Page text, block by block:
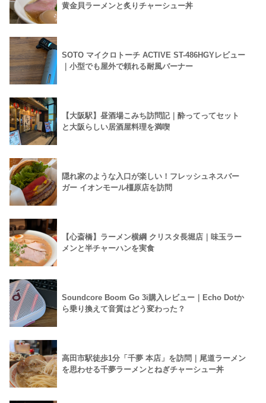
黄金貝ラーメンと炙りチャーシュー丼
SOTO マイクロトーチ ACTIVE ST-486HGYレビュー
｜小型でも屋外で頼れる耐風バーナー
【大阪駅】昼酒場こみち訪問記｜酔ってってセット
と大阪らしい居酒屋料理を満喫
隠れ家のような入口が楽しい！フレッシュネスバー
ガー イオンモール橿原店を訪問
【心斎橋】ラーメン横綱 クリスタ長堀店｜味玉ラー
メンと半チャーハンを実食
Soundcore Boom Go 3i購入レビュー｜Echo Dotか
ら乗り換えて音質はどう変わった？
高田市駅徒歩1分「千夢 本店」を訪問｜尾道ラーメン
を思わせる千夢ラーメンとねぎチャーシュー丼